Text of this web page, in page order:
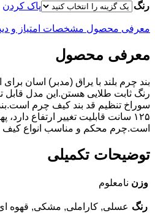
رنگ پاک کردن
معرفی محصول مشخصات امتیاز و
معرفی محصول
بند چرم بلند با یراق (مدبر) اسان
رنگ ثابت طلایی هستن.این مدل
سوراخ تنظیم قد بند کیف چرم
است.چرم محکم و مناسب انواع کیف
توضیحات تکمیلی
وزن نامعلوم
رنگ عسلی, کاراملی, مشکی, قهوه